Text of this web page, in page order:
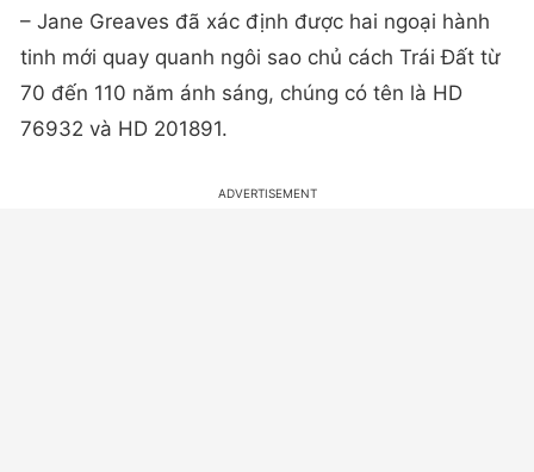
– Jane Greaves đã xác định được hai ngoại hành
tinh mới quay quanh ngôi sao chủ cách Trái Đất từ
70 đến 110 năm ánh sáng, chúng có tên là HD
76932 và HD 201891.